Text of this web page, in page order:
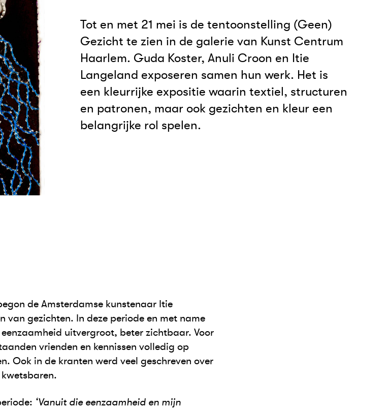
Tot en met 21 mei is de tentoonstelling (Geen)
Gezicht te zien in de galerie van Kunst Centrum
Haarlem. Guda Koster, Anuli Croon en Itie
Langeland exposeren samen hun werk. Het is
een kleurrijke expositie waarin textiel, structuren
en patronen, maar ook gezichten en kleur een
belangrijke rol spelen.
de Amsterdamse kunstenaar Itie
van gezichten. In deze periode en met name
uitvergroot, beter zichtbaar. Voor
vrienden en kennissen volledig op
Ook in de kranten werd veel geschreven over
‘Vanuit die eenzaamheid en mijn